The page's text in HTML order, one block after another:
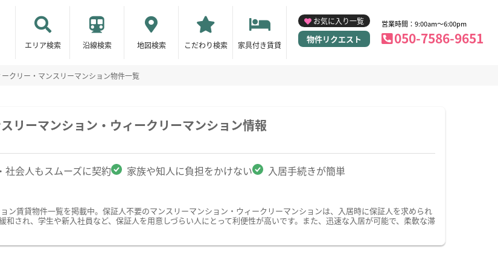
エリア検索 沿線検索 地図検索 こだわり検索 家具付き賃貸
お気に入り一覧
物件リクエスト
営業時間：9:00am～6:00pm
050-7586-9651
クリー・マンスリーマンション物件一覧
リーマンション・ウィークリーマンション情報
社会人もスムーズに契約 家族や知人に負担をかけない 入居手続きが簡単
ン賃貸物件一覧を掲載中。保証人不要のマンスリーマンション・ウィークリーマンションは、入居時に保証人を求められ
され、学生や新入社員など、保証人を用意しづらい人にとって利便性が高いです。また、迅速な入居が可能で、柔軟な滞